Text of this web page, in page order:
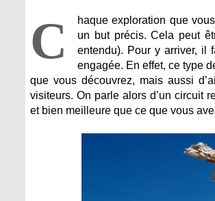
C
haque exploration que
un but précis. Cela peut
entendu). Pour y arriver, il
engagée. En effet, ce type
que vous découvrez, mais aussi
visiteurs. On parle alors d’un circuit
et bien meilleure que ce que vous